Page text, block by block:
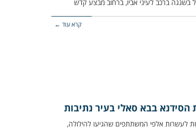
קרא עוד ←
הסידנא בבא סאלי בעיר נתיבות
לעשרות אלפי המשתתפים שהגיעו להילולה,